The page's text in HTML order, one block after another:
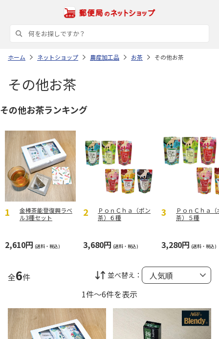
ホーム ネットショップ 農産加工品 お茶 その他お茶
その他お茶
その他お茶ランキング
金棒茶能登復興ラベ
ル3種セット
2,610円 (送料・税込)
ＰｏｎＣｈａ（ポン
茶）６種
3,680円 (送料・税込)
ＰｏｎＣｈａ（
茶）５種
3,280円 (送料・税込)
全6件 並べ替え：
1件～6件を表示